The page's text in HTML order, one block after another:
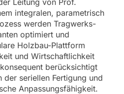
Leitung von Prof.
integralen, parametrisch
werden Tragwerks-
optimiert und
Holzbau-Plattform
und Wirtschaftlichkeit
berücksichtigt
seriellen Fertigung und
Anpassungsfähigkeit.